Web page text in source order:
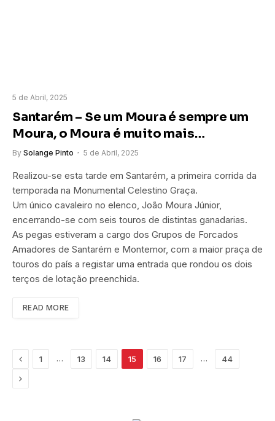
5 de Abril, 2025
Santarém – Se um Moura é sempre um
Moura, o Moura é muito mais…
By Solange Pinto 5 de Abril, 2025
Realizou-se esta tarde em Santarém, a primeira corrida da
temporada na Monumental Celestino Graça.
Um único cavaleiro no elenco, João Moura Júnior,
encerrando-se com seis touros de distintas ganadarias.
As pegas estiveram a cargo dos Grupos de Forcados
Amadores de Santarém e Montemor, com a maior praça de
touros do país a registar uma entrada que rondou os dois
terços de lotação preenchida.
READ MORE
Previous
1 … 13 14 15 16 17 … 44
Next